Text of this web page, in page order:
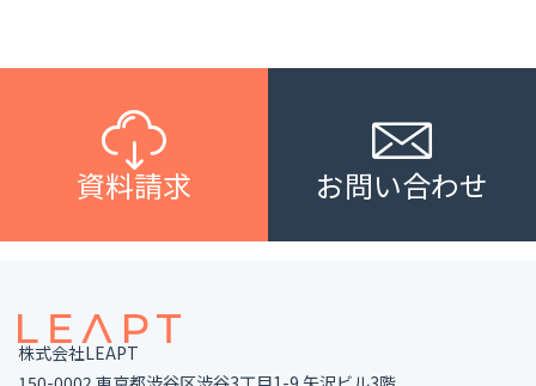
資料請求 お問い合わせ
株式会社LEAPT